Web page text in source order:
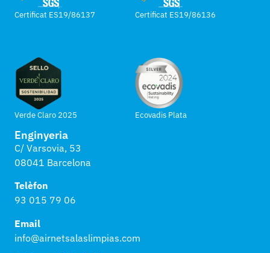
Certificat ES19/86137 Certificat ES19/86136
Verde Claro 2025 Ecovadis Plata
Enginyeria
C/ Varsovia, 53
08041 Barcelona
Telèfon
93 015 79 06
Email
info@airnetsalaslimpias.com